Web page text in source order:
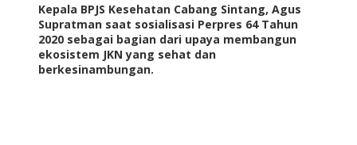
Kepala BPJS Kesehatan Cabang Sintang, Agus
Supratman saat sosialisasi Perpres 64 Tahun
2020 sebagai bagian dari upaya membangun
ekosistem JKN yang sehat dan
berkesinambungan.